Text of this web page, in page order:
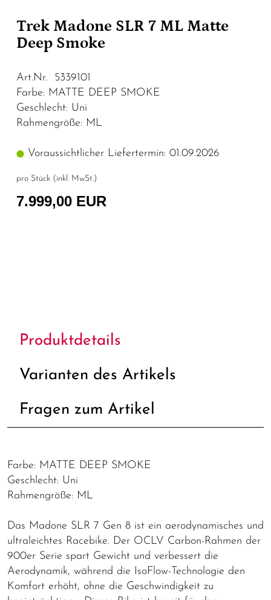
Trek Madone SLR 7 ML Matte
Deep Smoke
Art.Nr. 5339101
Farbe: MATTE DEEP SMOKE
Geschlecht: Uni
Rahmengröße: ML
Voraussichtlicher Liefertermin: 01.09.2026
pro Stück (inkl. MwSt.)
7.999,00 EUR
Produktdetails
Varianten des Artikels
Fragen zum Artikel
Farbe: MATTE DEEP SMOKE
Geschlecht: Uni
Rahmengröße: ML
Das Madone SLR 7 Gen 8 ist ein aerodynamisches und
ultraleichtes Racebike. Der OCLV Carbon-Rahmen der
900er Serie spart Gewicht und verbessert die
Aerodynamik, während die IsoFlow-Technologie den
Komfort erhöht, ohne die Geschwindigkeit zu